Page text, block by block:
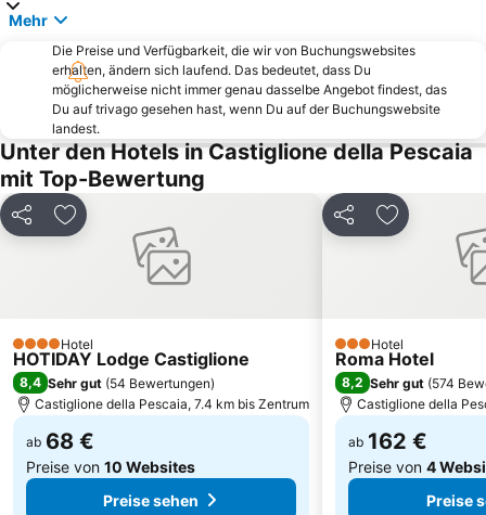
Spiaggia di Marciana Marina
Principina a Mare
Roccatederighi
Museo Nazionale delle Residenze di Napoleone Isola d'Elba Villa San Martino
Marina Di Campo Airport
Le Rocchette
Tenuta San Guido
Porto Santo Stefano
Casetta Civinini Castiglione della Pescaia
Museo Archelogico del Territorio di Populonia
Acropoli di Populonia
Cavallino Matto
Tombolo
Lacona beach
Mehr
Die Preise und Verfügbarkeit, die wir von Buchungswebsites
erhalten, ändern sich laufend. Das bedeutet, dass Du
möglicherweise nicht immer genau dasselbe Angebot findest, das
Du auf trivago gesehen hast, wenn Du auf der Buchungswebsite
landest.
Unter den Hotels in Castiglione della Pescaia
mit Top-Bewertung
Teilen Zu Favoriten hinzufügen
4 SterneHotel
HOTIDAY Lodge Castiglione
8,4 Sehr gut (54 Bewertungen)
Castiglione della Pescaia, 7.4 km bis Zentrum
ab 68 €
Preise von 10 Websites
Preise sehen
Teilen Zu
3 Sterne
Hotel
Roma Hotel
8,2 Sehr gut (574
Castiglione della
ab 162 €
Preise von 4
Preise